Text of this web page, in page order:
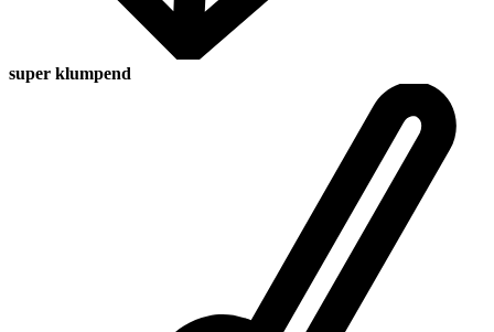
super klumpend